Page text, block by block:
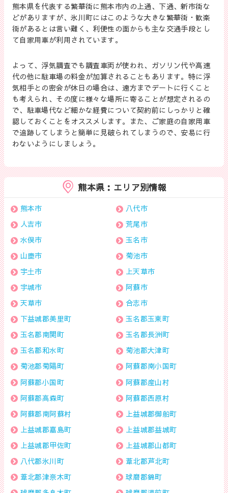
熊本県を代表する繁華街に熊本市内の上通、下通、新市街な
どがありますが、氷川町にはこのような大きな繁華街・歓楽
街があるとは言い難く、利便性の面からも主な交通手段とし
て自家用車が利用されています。
よって、浮気調査でも調査車両が使われ、ガソリン代や高速
代の他に駐車場の料金が加算されることもあります。特に浮
気相手との密会が休日の場合は、遠方までデートに行くこと
も考えられ、その度に様々な場所に寄ることが想定されるの
で、駐車場代など細かな経費について契約前にしっかりと確
認しておくことをオススメします。また、ご家庭の自家用車
で追跡してしまうと簡単に見破られてしまうので、安易に行
わないようにしましょう。
熊本県：エリア別情報
熊本市
八代市
人吉市
荒尾市
水俣市
玉名市
山鹿市
菊池市
宇土市
上天草市
宇城市
阿蘇市
天草市
合志市
下益城郡美里町
玉名郡玉東町
玉名郡南関町
玉名郡長洲町
玉名郡和水町
菊池郡大津町
菊池郡菊陽町
阿蘇郡南小国町
阿蘇郡小国町
阿蘇郡産山村
阿蘇郡高森町
阿蘇郡西原村
阿蘇郡南阿蘇村
上益城郡御船町
上益城郡嘉島町
上益城郡益城町
上益城郡甲佐町
上益城郡山都町
八代郡氷川町
葦北郡芦北町
葦北郡津奈木町
球磨郡錦町